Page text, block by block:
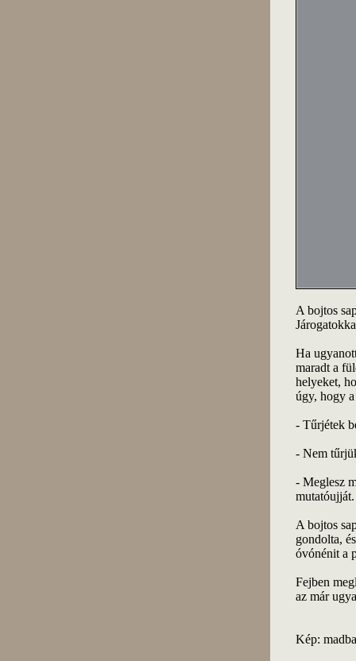
A bojtos
Ha
maradt a
helyeket,
úgy, hogy
- Tűrjétek
- Nem
- Meglesz
mutatóujját.
A bojtos
gondolta,
óvónénit a
Fejben
az már
Kép: